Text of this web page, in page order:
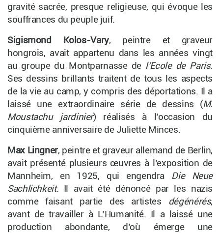
gravité sacrée, presque religieuse, qui évoque les
souffrances du peuple juif.
Sigismond Kolos-Vary, peintre et graveur
hongrois, avait appartenu dans les années vingt
au groupe du Montparnasse de l’Ecole de Paris.
Ses dessins brillants traitent de tous les aspects
de la vie au camp, y compris des déportations. Il a
laissé une extraordinaire série de dessins (M.
Moustachu jardinier) réalisés à l’occasion du
cinquième anniversaire de Juliette Minces.
Max Lingner, peintre et graveur allemand de Berlin,
avait présenté plusieurs œuvres à l’exposition de
Mannheim, en 1925, qui engendra Die Neue
Sachlichkeit. Il avait été dénoncé par les nazis
comme faisant partie des artistes dégénérés,
avant de travailler à L’Humanité. Il a laissé une
production abondante, d’où émerge une